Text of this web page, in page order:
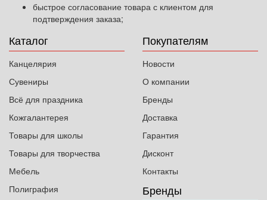
быстрое согласование товара с клиентом для
подтверждения заказа;
Каталог
Канцелярия
Сувениры
Всё для праздника
Кожгалантерея
Товары для школы
Товары для творчества
Мебель
Полиграфия
Покупателям
Новости
О компании
Бренды
Доставка
Гарантия
Дисконт
Контакты
Бренды